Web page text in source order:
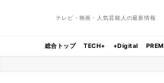
テレビ・映画・人気芸能人の最新情報
総合トップ TECH+ +Digital